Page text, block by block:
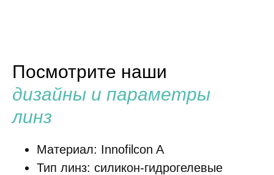
Посмотрите наши
дизайны и параметры
линз
Материал: Innofilcon A
Тип линз: силикон-гидрогелевые